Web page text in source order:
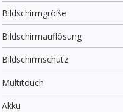
Bildschirmgröße
Bildschirmauflösung
Bildschirmschutz
Multitouch
Akku